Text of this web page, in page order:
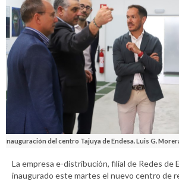
Inauguración del centro Tajuya de Endesa. Luis G.
La empresa e-distribución, filial de Redes de
inaugurado este martes el nuevo centro de